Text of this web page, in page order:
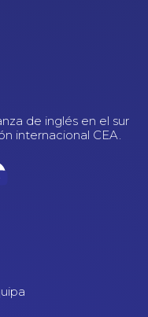
de inglés en el sur
internacional CEA.